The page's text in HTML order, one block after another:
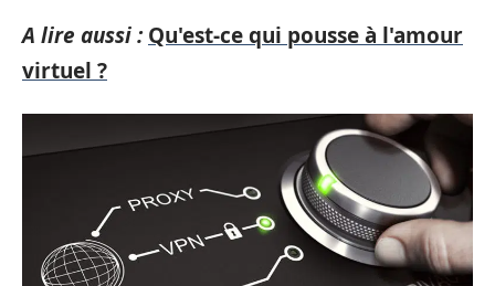
A lire aussi : Qu'est-ce qui pousse à l'amour
virtuel ?